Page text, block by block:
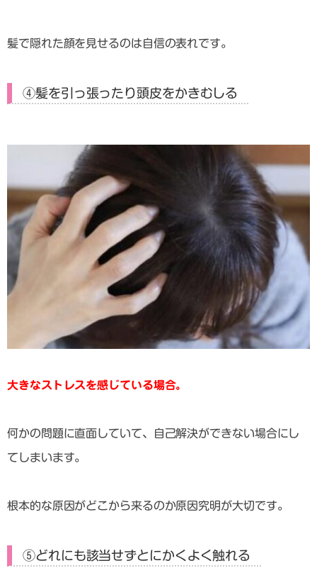
髪で隠れた顔を見せるのは自信の表れです。
④髪を引っ張ったり頭皮をかきむしる
大きなストレスを感じている場合。
何かの問題に直面していて、自己解決ができない場合にし
てしまいます。
根本的な原因がどこから来るのか原因究明が大切です。
⑤どれにも該当せずとにかくよく触れる